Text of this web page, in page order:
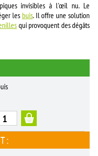
invisibles à l'œil nu. Le
les buis. Il offre une solution
qui provoquent des dégâts
: